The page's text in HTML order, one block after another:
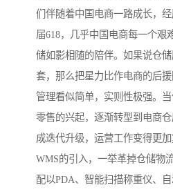
们伴随着中国电商一路成长，
届618，几乎中国电商每一个艰
储如影相随的陪伴。如果说仓
套，那么把星力比作电商的后
管理看似简单，实则性极强。
零售的兴起，逐渐转型到电商
成迭代升级，运营工作变得更
WMS的引入，一举革掉仓储物
配以PDA、智能扫描称重仪、